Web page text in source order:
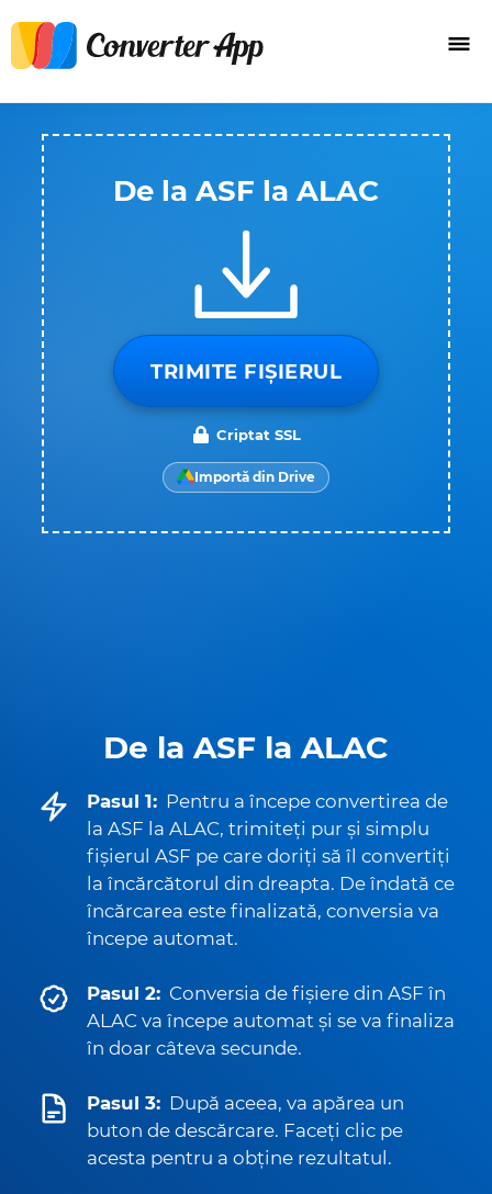
De la ASF la ALAC
Pasul 1: Pentru a începe convertirea de
la ASF la ALAC, trimiteți pur și simplu
fișierul ASF pe care doriți să îl convertiți
la încărcătorul din dreapta. De îndată ce
încărcarea este finalizată, conversia va
începe automat.
Pasul 2: Conversia de fișiere din ASF în
ALAC va începe automat și se va finaliza
în doar câteva secunde.
Pasul 3: După aceea, va apărea un
buton de descărcare. Faceți clic pe
acesta pentru a obține rezultatul.
De la ASF la ALAC
TRIMITE FIȘIERUL
Criptat SSL
Importă din Drive